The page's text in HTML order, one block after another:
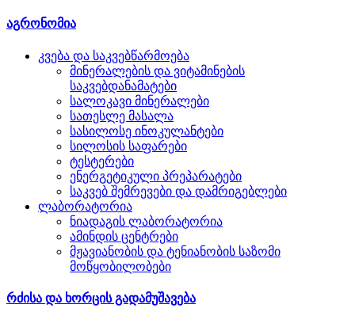
აგრონომია
კვება და საკვებწარმოება
მინერალების და ვიტამინების
საკვებდანამატები
სალოკავი მინერალები
სათესლე მასალა
სასილოსე ინოკულანტები
სილოსის საფარები
ტესტერები
ენერგეტიკული პრეპარატები
საკვებ შემრევები და დამრიგებლები
ლაბორატორია
ნიადაგის ლაბორატორია
ამინდის ცენტრები
მჟავიანობის და ტენიანობის საზომი
მოწყობილობები
რძისა და ხორცის გადამუშავება